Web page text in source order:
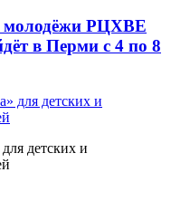
молодёжи РЦХВЕ
в Перми с 4 по 8
детских и